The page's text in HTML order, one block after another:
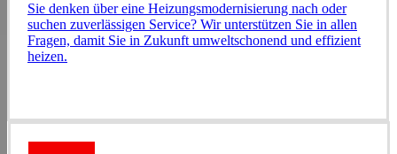
Sie denken über eine Heizungsmodernisierung nach oder
suchen zuverlässigen Service? Wir unterstützen Sie in allen
Fragen, damit Sie in Zukunft umweltschonend und effizient
heizen.